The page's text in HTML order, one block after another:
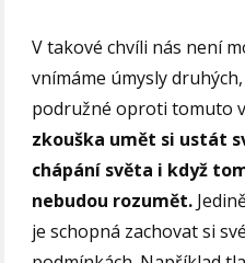
V takové chvíli nás není
vnímáme úmysly
podružné oproti tomuto
zkouška umět si ustát
chápání světa i když
nebudou rozumět.
je schopná zachovat si